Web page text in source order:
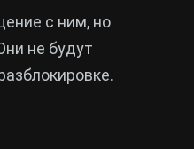
с ним, но
не будут